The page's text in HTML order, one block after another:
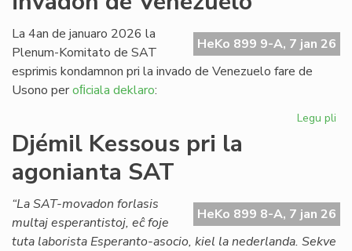
x
HeKo 899 9-A, 7 jan 26
La 4an de januaro 2026 la
Plenum-Komitato de SAT
esprimis kondamnon pri la invado de Venezuelo fare de
Usono peroﬁciala deklaro:
Legu pli
Djémil Kessous pri la
agonianta SAT
HeKo 899 8-A, 7 jan 26
“La SAT-movadon forlasis
multaj esperantistoj, eĉ foje
tuta laborista Esperanto-asocio, kiel la nederlanda. Sekve